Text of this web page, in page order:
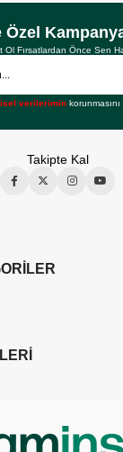
Özel
Ol Fırsatlardan Önce Sen
verilerimin
Takipte Kal